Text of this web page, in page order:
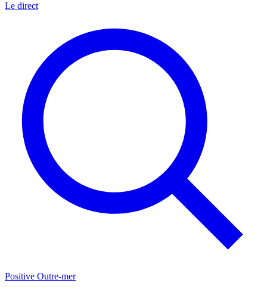
Le direct
Positive Outre-mer